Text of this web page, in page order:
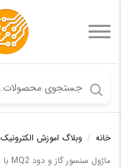
خانه / وبلاگ اموزش الکترونیک
ماژول سنسور گاز و دود MQ2 با اردوینو